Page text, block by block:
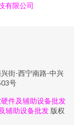
有限公司
街-西宁南路-中兴
号
件及辅助设备批发
辅助设备批发 版权